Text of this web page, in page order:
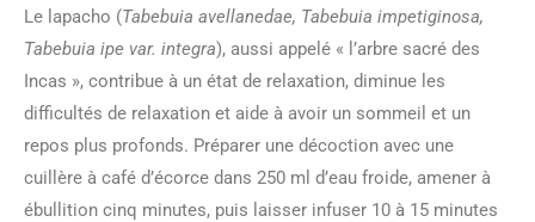
Le lapacho (Tabebuia avellanedae, Tabebuia impetiginosa,
Tabebuia ipe var. integra), aussi appelé « l’arbre sacré des
Incas », contribue à un état de relaxation, diminue les
difficultés de relaxation et aide à avoir un sommeil et un
repos plus profonds. Préparer une décoction avec une
cuillère à café d’écorce dans 250 ml d’eau froide, amener à
ébullition cinq minutes, puis laisser infuser 10 à 15 minutes